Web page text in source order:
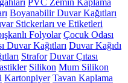
PVC Zemin Kaplama
Boyanabilir Duvar Kağıtları
Stickerları ve Etiketleri
Folyolar Çocuk Odası
Duvar Kağıtları Duvar Kağıdı
Strafor Duvar Çıtası
Silikon Mum Silikon
Kartonpiyer Tavan Kaplama